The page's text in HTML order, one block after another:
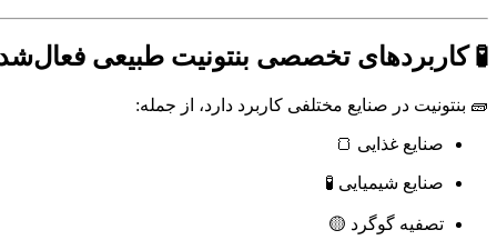
🧪 کاربردهای تخصصی بنتونیت طبیعی
🧱 بنتونیت در صنایع مختلفی کاربرد دارد، از جمله:
صنایع غذایی 🍞
صنایع شیمیایی 🧪
تصفیه گوگرد 🟡